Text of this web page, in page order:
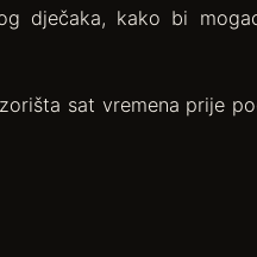
dječaka, kako bi
sat vremena prije